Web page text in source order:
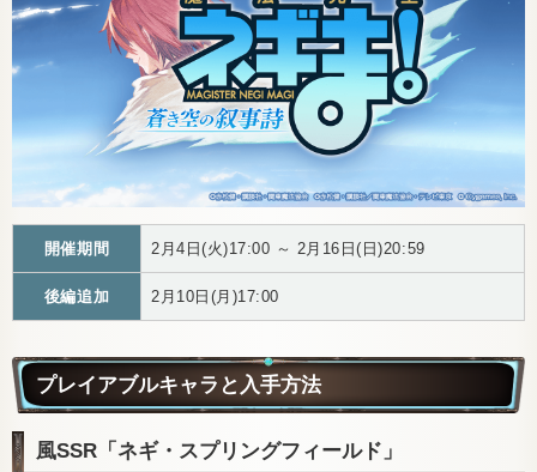
開催期間 2月4日(火)17:00 ～ 2月16日(日)20:59
後編追加 2月10日(月)17:00
プレイアブルキャラと入手方法
風SSR「ネギ・スプリングフィールド」